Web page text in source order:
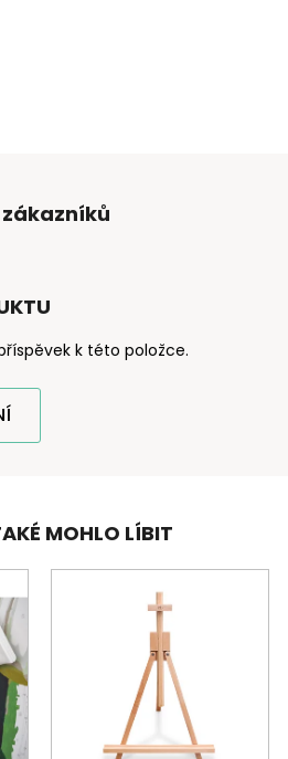
k této položce.
MOHLO LÍBIT